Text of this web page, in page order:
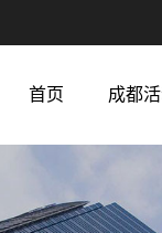
首页 成都